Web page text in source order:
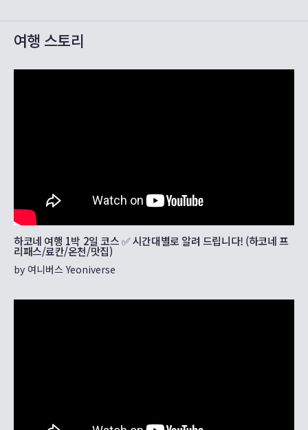
바랍니다.
여행 스토리
하코네 여행 1박 2일 코스 ✅ 시간대별로 알려 드립니다! (하코네 프
리패스/료칸/온천/맛집)
by 여니버스 Yeoniverse